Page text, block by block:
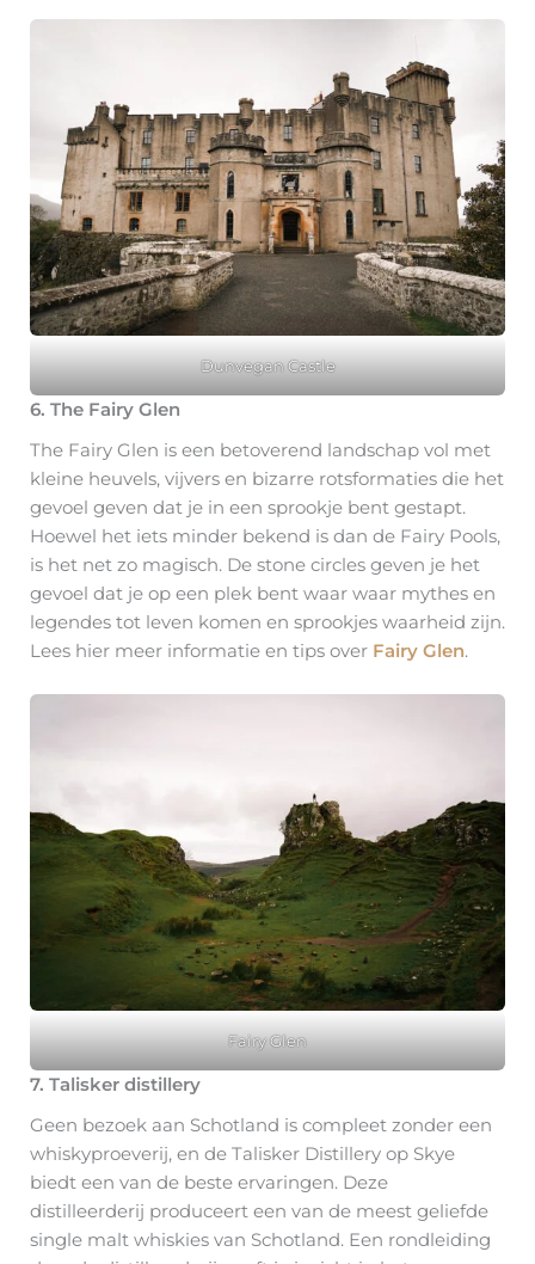
Dunvegan Castle
6. The Fairy Glen
The Fairy Glen is een betoverend landschap vol met
kleine heuvels, vijvers en bizarre rotsformaties die het
gevoel geven dat je in een sprookje bent gestapt.
Hoewel het iets minder bekend is dan de Fairy Pools,
is het net zo magisch. De stone circles geven je het
gevoel dat je op een plek bent waar waar mythes en
legendes tot leven komen en sprookjes waarheid zijn.
Lees hier meer informatie en tips over Fairy Glen.
Fairy Glen
7. Talisker distillery
Geen bezoek aan Schotland is compleet zonder een
whiskyproeverij, en de Talisker Distillery op Skye
biedt een van de beste ervaringen. Deze
distilleerderij produceert een van de meest geliefde
single malt whiskies van Schotland. Een rondleiding